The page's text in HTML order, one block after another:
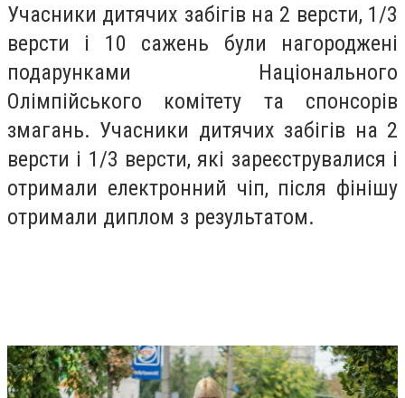
Учасники дитячих забігів на 2 версти, 1/3
версти і 10 сажень були нагороджені
подарунками Національного
Олімпійського комітету та спонсорів
змагань. Учасники дитячих забігів на 2
версти і 1/3 версти, які зареєструвалися і
отримали електронний чіп, після фінішу
отримали диплом з результатом.